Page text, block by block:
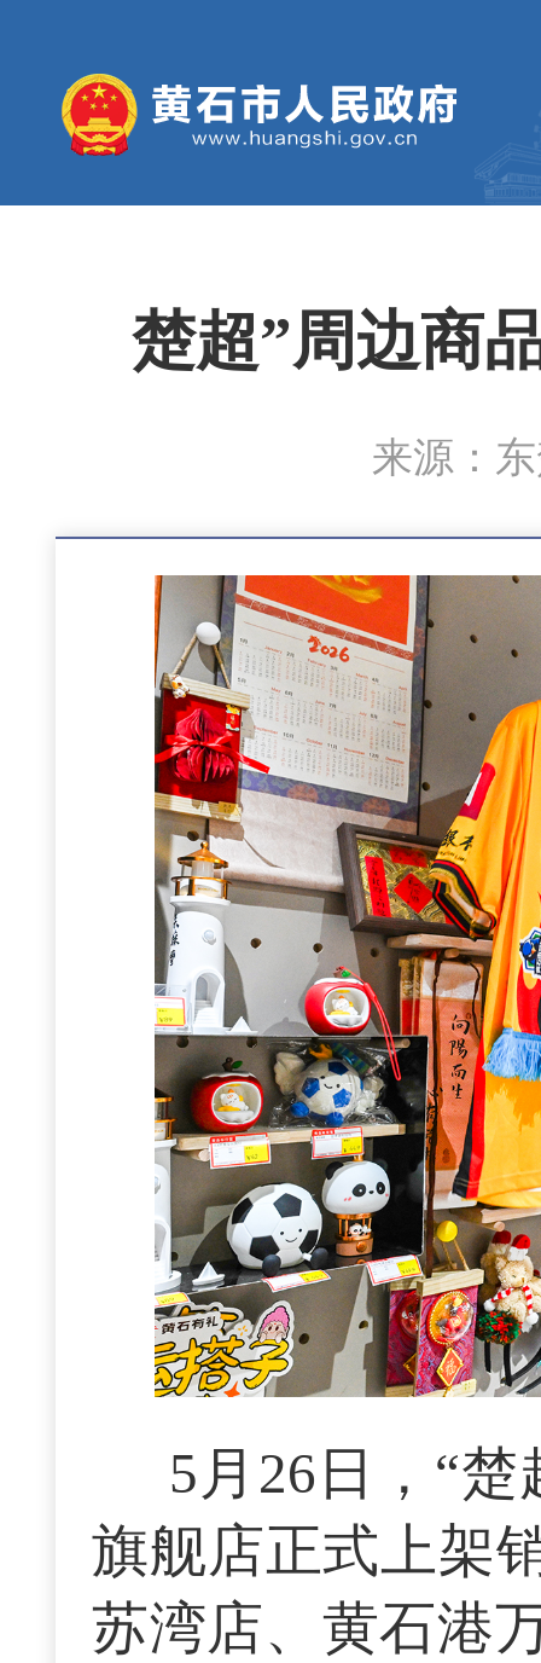
楚超”周边商
来源：
5月26日，“
旗舰店正式上架
苏湾店、黄石港